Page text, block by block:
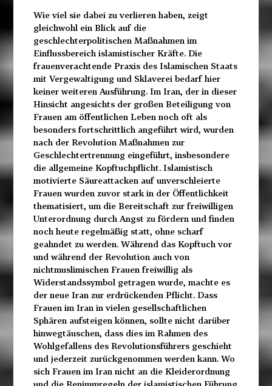
Wie viel sie dabei zu verlieren haben, zeigt
gleichwohl ein Blick auf die
geschlechterpolitischen Maßnahmen im
Einflussbereich islamistischer Kräfte. Die
frauenverachtende Praxis des Islamischen Staats
mit Vergewaltigung und Sklaverei bedarf hier
keiner weiteren Ausführung. Im Iran, der in dieser
Hinsicht angesichts der großen Beteiligung von
Frauen am öffentlichen Leben noch oft als
besonders fortschrittlich angeführt wird, wurden
nach der Revolution Maßnahmen zur
Geschlechtertrennung eingeführt, insbesondere
die allgemeine Kopftuchpflicht. Islamistisch
motivierte Säureattacken auf unverschleierte
Frauen wurden zuvor stark in der Öffentlichkeit
thematisiert, um die Bereitschaft zur freiwilligen
Unterordnung durch Angst zu fördern und finden
noch heute regelmäßig statt, ohne scharf
geahndet zu werden. Während das Kopftuch vor
und während der Revolution auch von
nichtmuslimischen Frauen freiwillig als
Widerstandssymbol getragen wurde, machte es
der neue Iran zur erdrückenden Pflicht. Dass
Frauen im Iran in vielen gesellschaftlichen
Sphären aufsteigen können, sollte nicht darüber
hinwegtäuschen, dass dies im Rahmen des
Wohlgefallens des Revolutionsführers geschieht
und jederzeit zurückgenommen werden kann. Wo
sich Frauen im Iran nicht an die Kleiderordnung
und die Benimmregeln der islamistischen Führung